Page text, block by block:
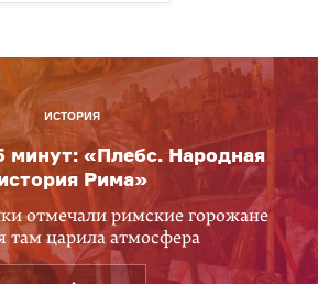
ИСТОРИЯ
минут: «Плебс. Народная
Рима»
отмечали римские горожане
там царила атмосфера